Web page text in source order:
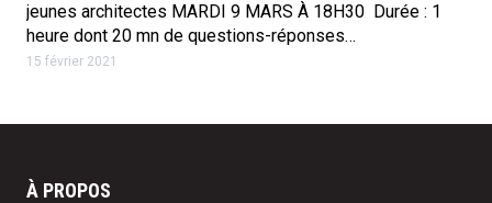
jeunes architectes MARDI 9 MARS À 18H30 Durée : 1
heure dont 20 mn de questions-réponses…
15 février 2021
À PROPOS